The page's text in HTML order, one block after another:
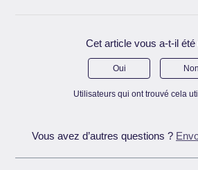
Cet article vous a-t-il été
Oui Non
Utilisateurs qui ont trouvé cela
Vous avez d’autres questions ?